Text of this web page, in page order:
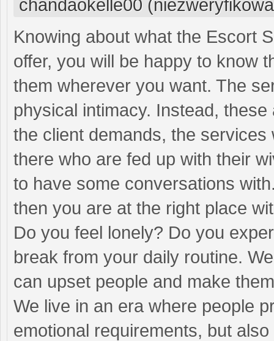
chandaokelle00
Knowing about what the Escort
offer, you will be happy to know
them wherever you want. The
physical intimacy. Instead,
the client demands, the
there who are fed up with their
to have some conversations
then you are at the right place
Do you feel lonely? Do you
break from your daily routine.
can upset people and make
We live in an era where people
emotional requirements, but